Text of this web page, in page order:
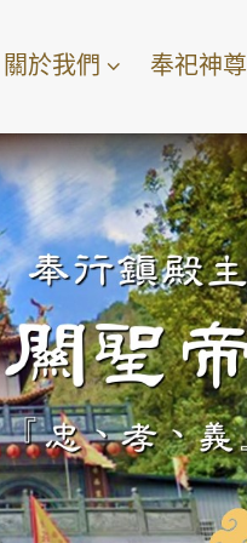
關於我們 奉祀神尊